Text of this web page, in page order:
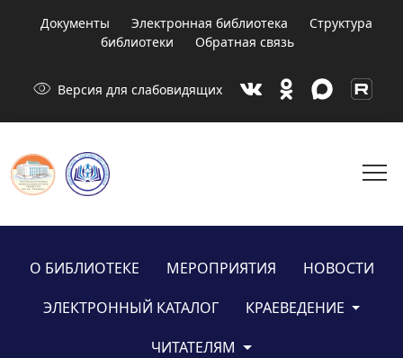
Документы Электронная библиотека
Структура
библиотеки
Обратная связь
visibility Версия для слабовидящих
menu
О БИБЛИОТЕКЕ МЕРОПРИЯТИЯ
НОВОСТИ
ЭЛЕКТРОННЫЙ КАТАЛОГ
КРАЕВЕДЕНИЕ
ЧИТАТЕЛЯМ